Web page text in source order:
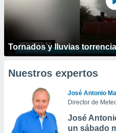
Tornados y lluvias
Nuestros expertos
José Antonio
Director de
José
un sábado